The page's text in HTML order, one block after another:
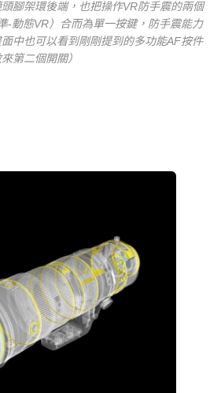
腳架環後端，也把操作VR防手震的兩個
-動態VR）合而為單一按鍵，防手震能力
中也可以看到剛剛提到的多功能AF按件
第二個開關）